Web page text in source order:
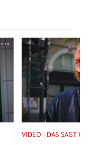
VIDEO | DAS SAGT